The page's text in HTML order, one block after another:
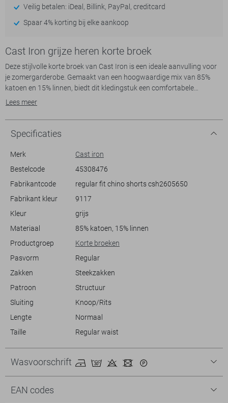
Veilig betalen: iDeal, Billink, PayPal, creditcard
Spaar 4% korting bij elke aankoop
Cast Iron grijze heren korte broek
Deze stijlvolle korte broek van Cast Iron is een ideale aanvulling voor
je zomergarderobe. Gemaakt van een hoogwaardige mix van 85%
katoen en 15% linnen, biedt dit kledingstuk een comfortabele
draagervaring. De regular pasvorm en de subtiele structuur in de stof
voldoende lichtheid en ademend vermogen, perfect voor warme
zomerdagen. De broek is uitgerust met handige steekzakken en een
knoop-ritssluiting, wat zorgt voor praktisch gemak en een verfijnde
look.
De Cast Iron korte broek is perfect voor zowel een casual dagje uit als
een ontspannen avond met vrienden. Combineer hem met een luchtig
T-shirt en sneakers voor een relaxte en verzorgde zomerse look. De
meegaat. Deze broek in de opvallende kleur 9117 voegt een vleugje
stijl toe aan je dagelijkse outfits, terwijl de duurzame stofkeuze
match met lichte zomerschoenen voor een ongedwongen, zonnige
outfit.
Lees meer
Specificaties
Merk
Cast iron
Bestelcode
45308476
Fabrikantcode
regular fit chino shorts csh2605650
Fabrikant kleur
9117
Kleur
grijs
Materiaal
85% katoen, 15% linnen
Productgroep
Korte broeken
Pasvorm
Regular
Zakken
Steekzakken
Patroon
Structuur
Sluiting
Knoop/Rits
Lengte
Normaal
Taille
Regular waist
Wasvoorschrift
EAN codes